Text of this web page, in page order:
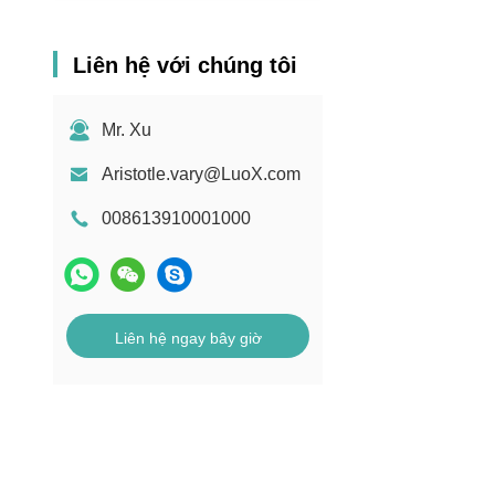
Liên hệ với chúng tôi
Mr. Xu
Aristotle.vary@LuoX.com
008613910001000
Liên hệ ngay bây giờ